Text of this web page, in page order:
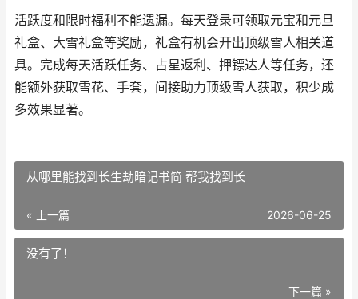
活跃度和限时福利不能遗漏。每天登录可领取元宝和元旦
礼盒、大雪礼盒等奖励，礼盒有机会开出顶级雪人相关道
具。完成每天活跃任务、占星返利、押镖达人等任务，还
能额外获取雪花、手套，间接助力顶级雪人获取，积少成
多效果显著。
从哪里能找到长生劫暗记书简 帮我找到长
« 上一篇 2026-06-25
没有了！
下一篇 »